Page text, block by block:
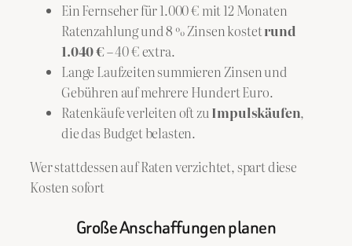
Ein Fernseher für 1.000 € mit 12 Monaten
Ratenzahlung und 8 % Zinsen kostetrund
1.040 €– 40 € extra.
Lange Laufzeiten summieren Zinsen und
Gebühren auf mehrere Hundert Euro.
Ratenkäufe verleiten oft zuImpulskäufen,
die das Budget belasten.
Wer stattdessen auf Raten verzichtet, spart diese
Kosten sofort
Große Anschaffungen planen